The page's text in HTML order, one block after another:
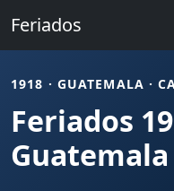
Feriados
1918 · GUATEMALA ·
Feriados
Guatemala